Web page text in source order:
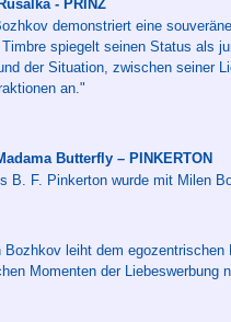
- PRINZ
demonstriert eine
spiegelt seinen Status als
der Situation, zwischen seiner
an."
Butterfly – PINKERTON
B. F. Pinkerton wurde mit Milen
Bozhkov leiht dem
Momenten der